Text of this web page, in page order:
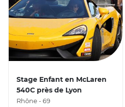
jeu dynamique et stimulant. Ce
stages de pilotage, offrant un
les conducteurs, quel que soit
leurs compétences et repousser
Stage Enfant en McLaren
540C près de Lyon
Rhône - 69